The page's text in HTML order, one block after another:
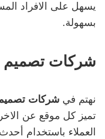
يسهل على الافراد
بسهولة.
شركات تصميم
نهتم في شركات تصميم
تميز كل موقع عن
العملاء باستخدام